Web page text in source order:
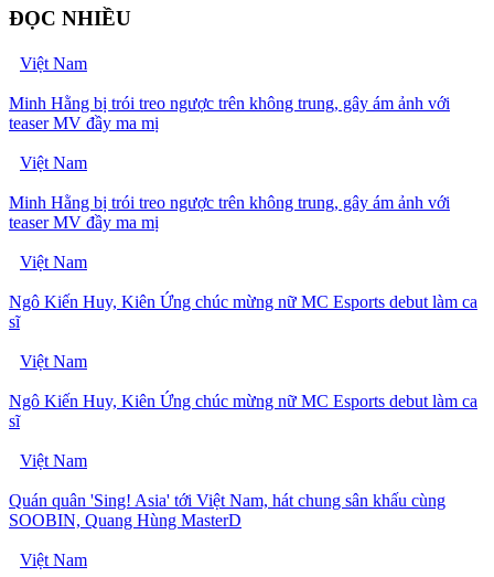
ĐỌC NHIỀU
Việt Nam
Minh Hằng bị trói treo ngược trên không trung, gây ám ảnh với
teaser MV đầy ma mị
Việt Nam
Minh Hằng bị trói treo ngược trên không trung, gây ám ảnh với
teaser MV đầy ma mị
Việt Nam
Ngô Kiến Huy, Kiên Ứng chúc mừng nữ MC Esports debut làm ca
sĩ
Việt Nam
Ngô Kiến Huy, Kiên Ứng chúc mừng nữ MC Esports debut làm ca
sĩ
Việt Nam
Quán quân 'Sing! Asia' tới Việt Nam, hát chung sân khấu cùng
SOOBIN, Quang Hùng MasterD
Việt Nam